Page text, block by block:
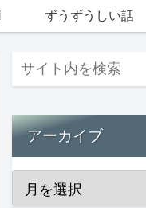
ずうずうしい話
アーカイブ